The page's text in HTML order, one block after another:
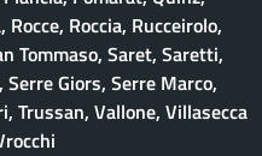
Roccia, Rucceirolo,
Tommaso, Saret, Saretti,
Giors, Serre Marco,
Trussan, Vallone, Villasecca